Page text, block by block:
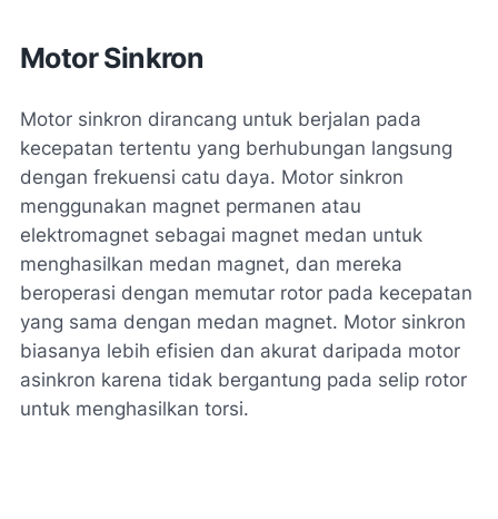
Motor Sinkron
Motor sinkron dirancang untuk berjalan pada
kecepatan tertentu yang berhubungan langsung
dengan frekuensi catu daya. Motor sinkron
menggunakan magnet permanen atau
elektromagnet sebagai magnet medan untuk
menghasilkan medan magnet, dan mereka
beroperasi dengan memutar rotor pada kecepatan
yang sama dengan medan magnet. Motor sinkron
biasanya lebih efisien dan akurat daripada motor
asinkron karena tidak bergantung pada selip rotor
untuk menghasilkan torsi.